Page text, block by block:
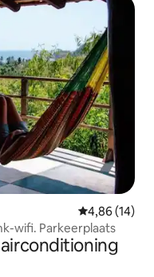
Gemiddelde
4,86 (14)
wifi. Parkeerplaats